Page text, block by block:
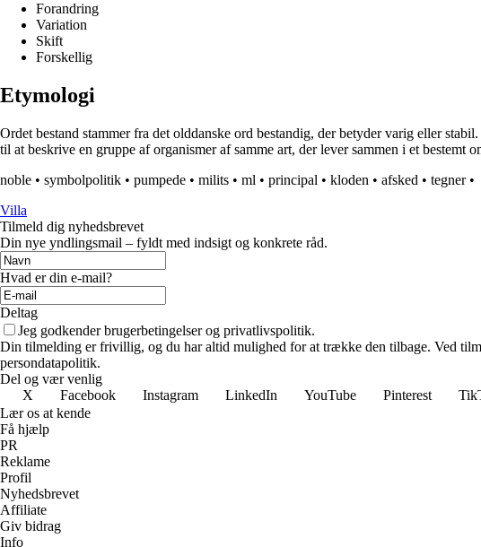
Forandring
Variation
Skift
Forskellig
Etymologi
Ordet bestand stammer fra det olddanske ord bestandig, der betyder varig eller
til at beskrive en gruppe af organismer af samme art, der lever sammen i et bestemt
noble • symbolpolitik • pumpede • milits • ml • principal • kloden • afsked • tegner•
Villa
Tilmeld dig nyhedsbrevet
Din nye yndlingsmail – fyldt med indsigt og konkrete råd.
Hvad er din e-mail?
Deltag
Jeg godkender brugerbetingelser og privatlivspolitik.
Din tilmelding er frivillig, og du har altid mulighed for at trække den tilbage. Ved
persondatapolitik.
Del og vær venlig
X
Facebook Instagram LinkedIn YouTube Pinterest
Lær os at kende
Få hjælp
PR
Reklame
Profil
Nyhedsbrevet
Affiliate
Giv bidrag
Info